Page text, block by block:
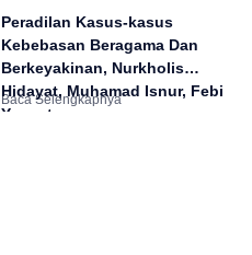
Peradilan Kasus-kasus
Kebebasan Beragama Dan
Berkeyakinan, Nurkholis
Hidayat, Muhamad Isnur, Febi
Yonesta.